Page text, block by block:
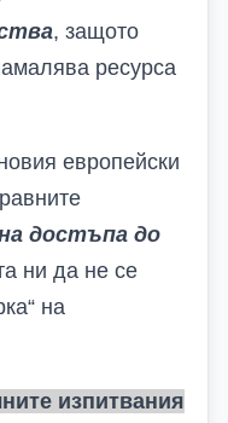
, защото
ресурса
европейски
достъпа до
ни да не се
на
изпитвания